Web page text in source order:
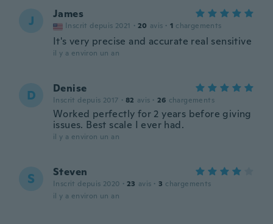
J James
Inscrit depuis 2021 · 20 avis · 1 chargements
It's very precise and accurate real sensitive
il y a environ un an
D Denise
Inscrit depuis 2017 · 82 avis · 26 chargements
Worked perfectly for 2 years before giving
issues. Best scale I ever had.
il y a environ un an
S Steven
Inscrit depuis 2020 · 23 avis · 3 chargements
il y a environ un an